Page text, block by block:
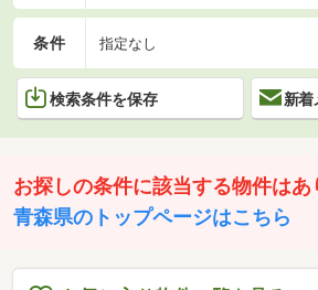
条件 指定なし
検索条件を保存 新着
お探しの条件に該当する物件はあ
青森県のトップページはこちら